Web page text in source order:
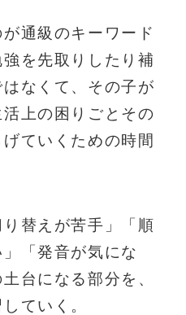
通級のキーワード
を先取りしたり補
なくて、その子が
上の困りごとその
ていくための時間
替えが苦手」「順
「発音が気にな
台になる部分を、
ていく。